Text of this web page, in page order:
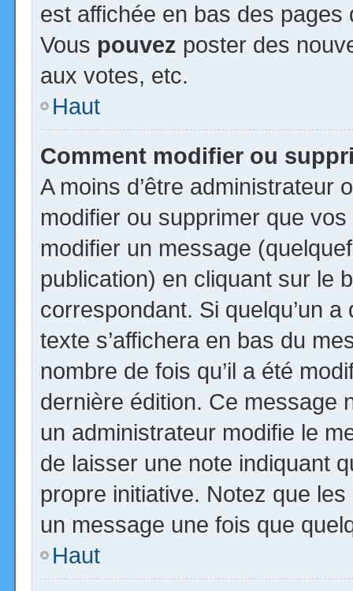
est affichée en bas des
Vous pouvez poster des
aux votes, etc.
Haut
Comment modifier ou
A moins d’être administrateur
modifier ou supprimer que
modifier un message
publication) en cliquant sur le
correspondant. Si quelqu’un
texte s’affichera en bas du
nombre de fois qu’il a été
dernière édition. Ce message
un administrateur modifie le
de laisser une note indiquant
propre initiative. Notez que
un message une fois que
Haut